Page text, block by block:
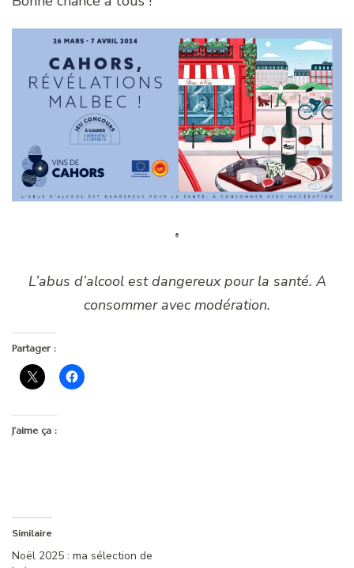
L’abus d’alcool est dangereux pour la santé. A
consommer avec modération.
Partager :
J’aime ça :
Similaire
Noël 2025 : ma sélection de